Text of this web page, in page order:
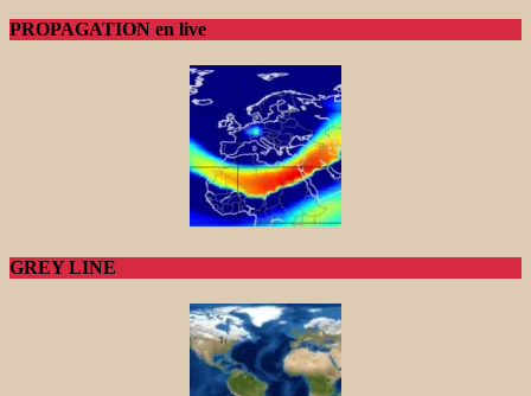
PROPAGATION en live
GREY LINE